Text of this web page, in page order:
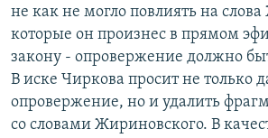
не как не могло повлиять на
которые он произнес в прямом
закону - опровержение должно
В иске Чиркова просит не только
опровержение, но и удалить
со словами Жириновского. В